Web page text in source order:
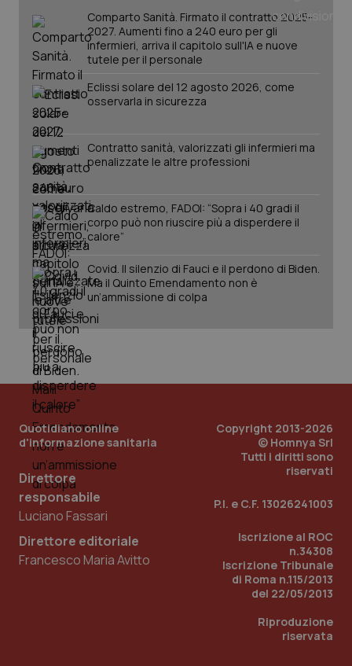
Comparto Sanità. Firmato il contratto 2025-
2027. Aumenti fino a 240 euro per gli
infermieri, arriva il capitolo sull'IA e nuove
tutele per il personale
Eclissi solare del 12 agosto 2026, come
osservarla in sicurezza
Contratto sanità, valorizzati gli infermieri ma
penalizzate le altre professioni
Caldo estremo, FADOI: “Sopra i 40 gradi il
corpo può non riuscire più a disperdere il
calore”
Covid. Il silenzio di Fauci e il perdono di Biden.
Ma il Quinto Emendamento non è
un’ammissione di colpa
Quotidiano online
d'informazione sanitaria
Direttore
responsabile
Luciano Fassari
Direttore editoriale
Francesco Maria Avitto
Copyright 2013-2026
© Homnya Srl
Tutti i diritti sono
riservati
P.I. e C.F. 13026241003
Iscrizione al ROC
n.34308
Iscrizione Tribunale
di Roma n.115/2013
del 22/05/2013
Riproduzione
riservata
PHPSESSID
PHP.net
www.quotidianosanita.it
_ga_KM60CM4NPH
mese